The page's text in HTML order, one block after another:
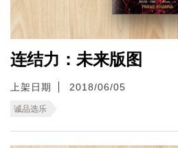
连结力：未来版图
上架日期 2018/06/05
诚品选乐